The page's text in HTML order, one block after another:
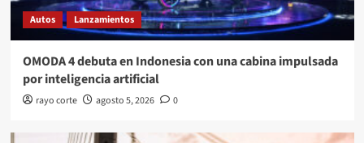
Autos Lanzamientos
OMODA 4 debuta en Indonesia con una cabina impulsada
por inteligencia artificial
rayo corte agosto 5, 2026 0